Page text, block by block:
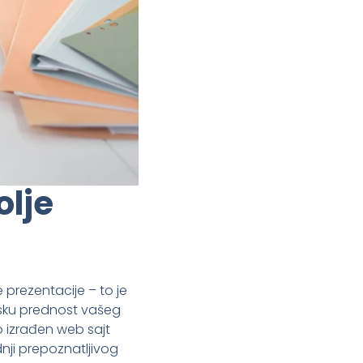
– to je
prednost vašeg
izrađen web sajt
prepoznatljivog